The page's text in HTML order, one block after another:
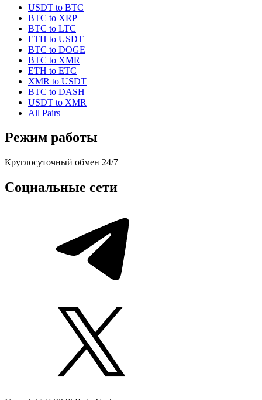
USDT to BTC
BTC to XRP
BTC to LTC
ETH to USDT
BTC to DOGE
BTC to XMR
ETH to ETC
XMR to USDT
BTC to DASH
USDT to XMR
All Pairs
Режим работы
Круглосуточный обмен 24/7
Социальные сети